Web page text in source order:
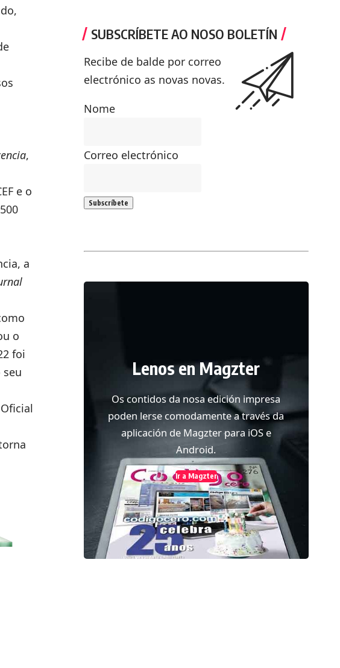
,
e o
a
o
foi
SUBSCRÍBETE AO NOSO BOLETÍN
Recibe de balde por correo
electrónico as novas novas.
Nome
Correo electrónico
Lenos en Magzter
Os contidos da nosa edición impresa
poden lerse comodamente a través da
aplicación de Magzter para iOS e
Android.
Ir a Magzter